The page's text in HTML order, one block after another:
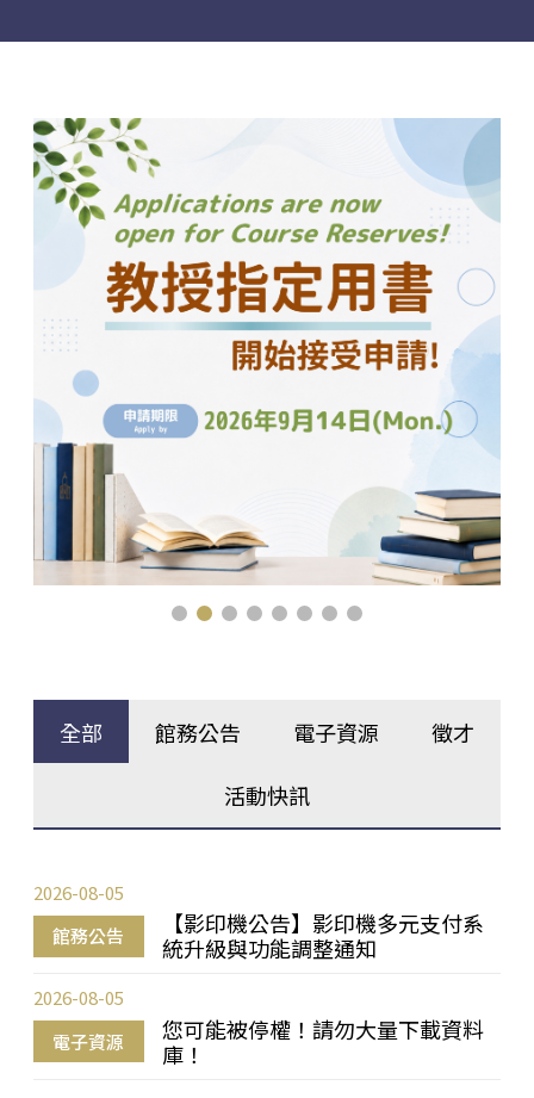
全部 館務公告 電子資源 徵才
活動快訊
館務公告
【影印機公告】影印機多元支付系
統升級與功能調整通知
2026-08-05
電子資源
您可能被停權！請勿大量下載資料
庫！
2026-08-05